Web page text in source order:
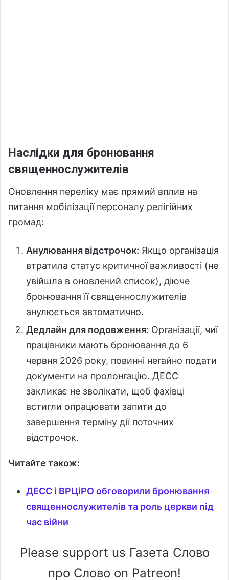
Наслідки для бронювання
священнослужителів
Оновлення переліку має прямий вплив на
питання мобілізації персоналу релігійних
громад:
Анулювання відстрочок: Якщо організація
втратила статус критичної важливості (не
увійшла в оновлений список), діюче
бронювання її священнослужителів
анулюється автоматично.
Дедлайн для подовження: Організації, чиї
працівники мають бронювання до 6
червня 2026 року, повинні негайно подати
документи на пролонгацію. ДЕСС
закликає не зволікати, щоб фахівці
встигли опрацювати запити до
завершення терміну дії поточних
відстрочок.
Читайте також:
ДЕСС і ВРЦіРО обговорили бронювання
священнослужителів та роль церкви під
час війни
Please support us Газета Слово
про Слово on Patreon!